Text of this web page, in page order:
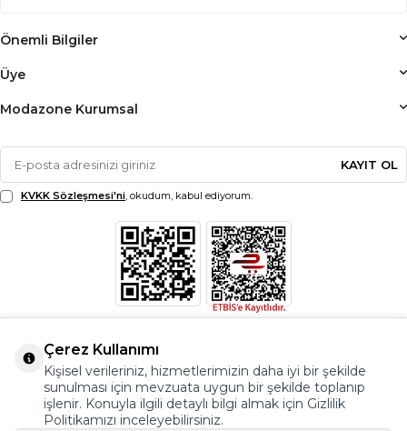
Önemli Bilgiler
Üye
Modazone Kurumsal
KAYIT OL
KVKK Sözleşmesi'ni, okudum, kabul ediyorum.
Çerez Kullanımı
Kişisel verileriniz, hizmetlerimizin daha iyi bir şekilde
sunulması için mevzuata uygun bir şekilde toplanıp
işlenir. Konuyla ilgili detaylı bilgi almak için Gizlilik
Politikamızı inceleyebilirsiniz.